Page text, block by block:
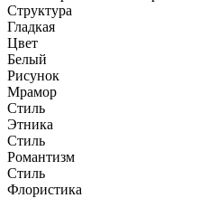
Структура
Гладкая
Цвет
Белый
Рисунок
Мрамор
Стиль
Этника
Стиль
Романтизм
Стиль
Флористика